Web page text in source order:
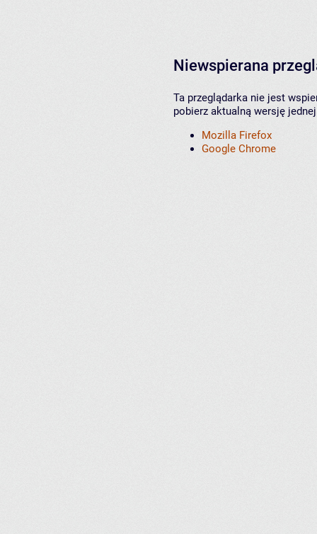
Niewspierana
Ta przeglądarka nie jest
pobierz aktualną wersję
Mozilla Firefox
Google Chrome